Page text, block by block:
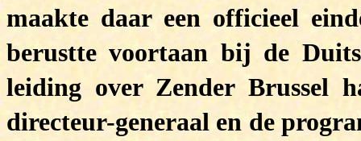
maakte daar een officieel
berustte voortaan bij de
leiding over Zender Brussel
directeur-generaal en de